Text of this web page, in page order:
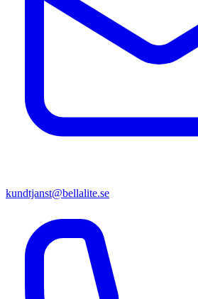
kundtjanst@bellalite.se